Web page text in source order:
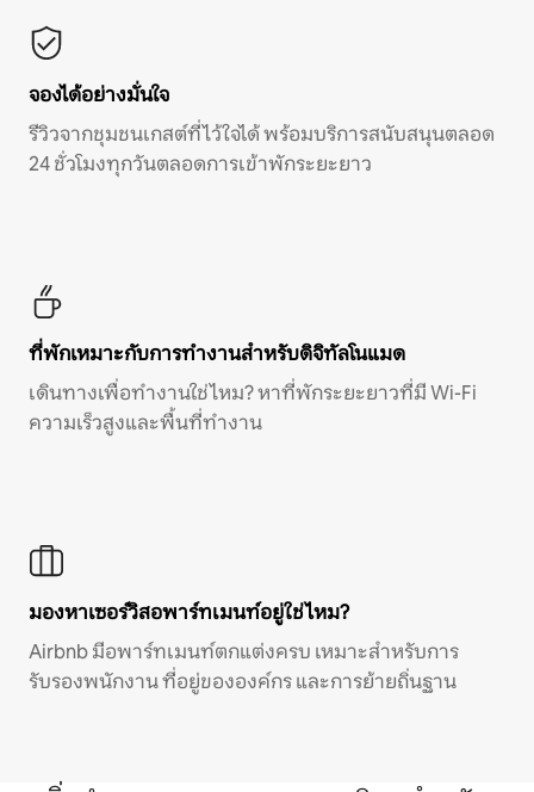
จองได้อย่างมั่นใจ
รีวิวจากชุมชนเกสต์ที่ไว้ใจได้ พร้อมบริการสนับสนุนตลอด
24 ชั่วโมงทุกวันตลอดการเข้าพักระยะยาว
ที่พักเหมาะกับการทำงานสำหรับดิจิทัลโนแมด
เดินทางเพื่อทำงานใช่ไหม? หาที่พักระยะยาวที่มี Wi-Fi
ความเร็วสูงและพื้นที่ทำงาน
มองหาเซอร์วิสอพาร์ทเมนท์อยู่ใช่ไหม?
Airbnb มีอพาร์ทเมนท์ตกแต่งครบ เหมาะสำหรับการ
รับรองพนักงาน ที่อยู่ขององค์กร และการย้ายถิ่นฐาน